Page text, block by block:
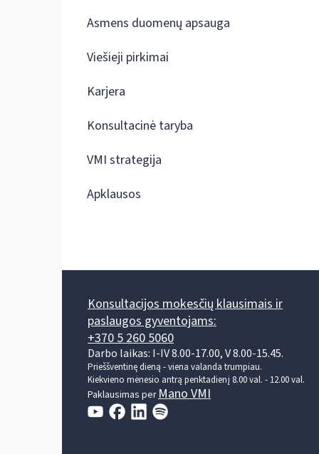
Asmens duomenų apsauga
Viešieji pirkimai
Karjera
Konsultacinė taryba
VMI strategija
Apklausos
Konsultacijos mokesčių klausimais ir
paslaugos gyventojams:
+370 5 260 5060
Darbo laikas: I-IV 8.00-17.00, V 8.00-15.45.
Prieššventinę dieną - viena valanda trumpiau.
Kiekvieno mėnesio antrą penktadienį 8.00 val. - 12.00 val.
Paklausimas per Mano VMI